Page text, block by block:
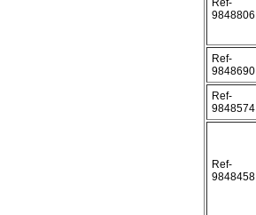
Ref-
9848806
Ref-
9848690
Ref-
9848574
Ref-
9848458